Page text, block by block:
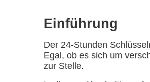
Einführung
Der 24-Stunden
Egal, ob es sich um
zur Stelle.